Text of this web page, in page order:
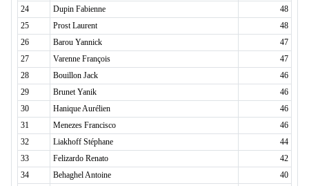
24
Dupin Fabienne
48
25
Prost Laurent
48
26
Barou Yannick
47
27
Varenne François
47
28
Bouillon Jack
46
29
Brunet Yanik
46
30
Hanique Aurélien
46
31
Menezes Francisco
46
32
Liakhoff Stéphane
44
33
Felizardo Renato
42
34
Behaghel Antoine
40